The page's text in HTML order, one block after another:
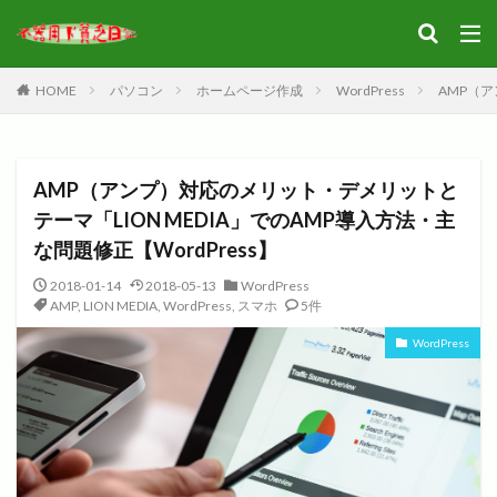
HOME パソコン ホームページ作成 WordPress AMP（
AMP（アンプ）対応のメリット・デメリットと
テーマ「LION MEDIA」でのAMP導入方法・主
な問題修正【WordPress】
2018-01-14 2018-05-13
WordPress
AMP, LION MEDIA, WordPress, スマホ 5件
WordPress